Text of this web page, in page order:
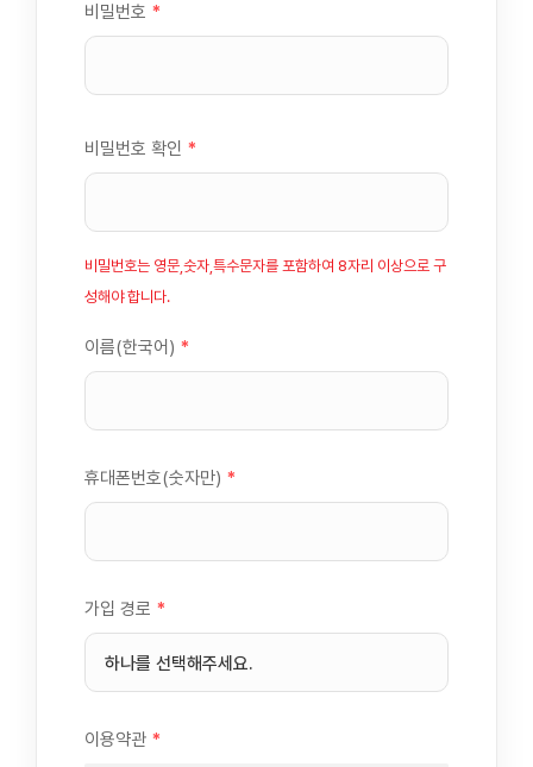
비밀번호 *
비밀번호 확인 *
비밀번호는 영문,숫자,특수문자를 포함하여 8자리 이상으로 구
성해야 합니다.
이름(한국어) *
휴대폰번호(숫자만) *
가입 경로 *
이용약관 *